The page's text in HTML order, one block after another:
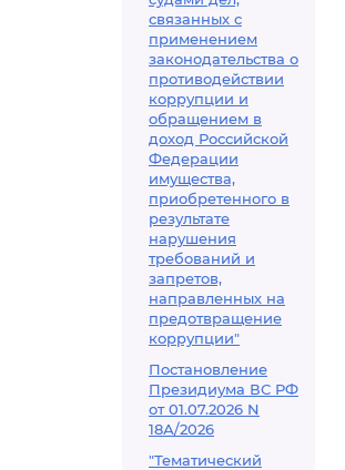
связанных с
применением
законодательства о
противодействии
коррупции и
обращением в
доход Российской
Федерации
имущества,
приобретенного в
результате
нарушения
требований и
запретов,
направленных на
предотвращение
коррупции"
Постановление
Президиума ВС РФ
от 01.07.2026 N
18А/2026
"Тематический